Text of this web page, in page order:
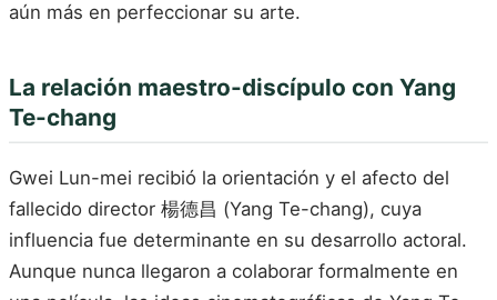
aún más en perfeccionar su arte.
La relación maestro-discípulo con Yang
Te-chang
Gwei Lun-mei recibió la orientación y el afecto del
fallecido director 楊德昌 (Yang Te-chang), cuya
influencia fue determinante en su desarrollo actoral.
Aunque nunca llegaron a colaborar formalmente en